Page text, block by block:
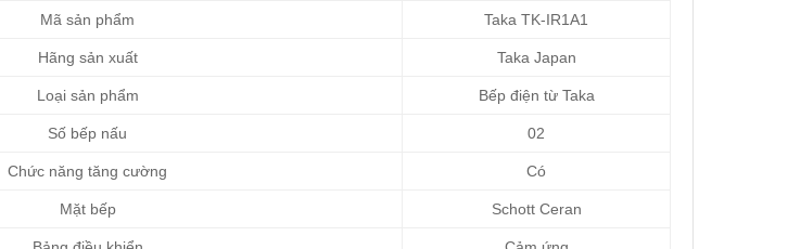
Mã sản phẩm Taka TK-IR1A1
Hãng sản xuất Taka Japan
Loại sản phẩm Bếp điện từ Taka
Số bếp nấu 02
Chức năng tăng cường Có
Mặt bếp Schott Ceran